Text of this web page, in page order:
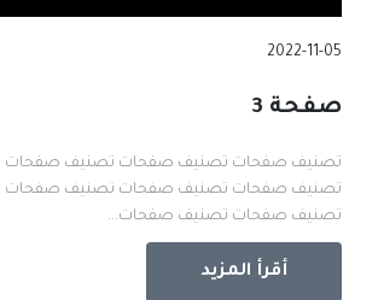
2022-11-05
صفحة 3
تصنيف صفحات تصنيف صفحات تصنيف صفحات
تصنيف صفحات تصنيف صفحات تصنيف صفحات
تصنيف صفحات تصنيف صفحات...
أقرأ المزيد